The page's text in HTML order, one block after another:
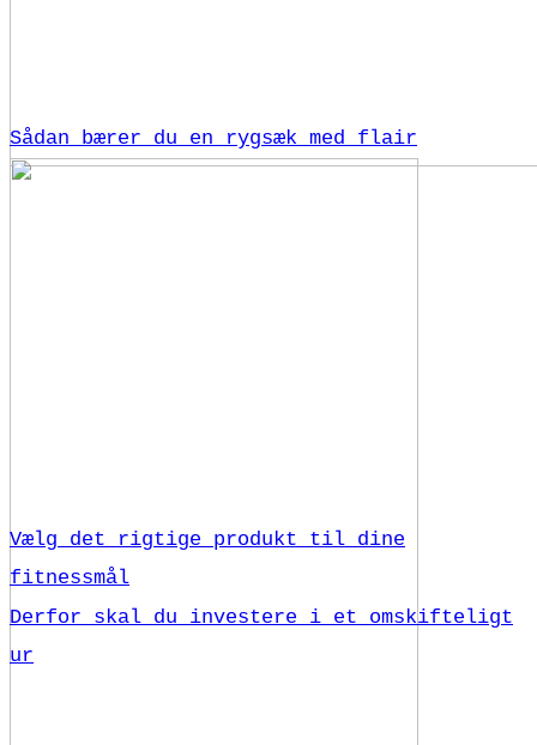
Sådan bærer du en rygsæk med flair
Vælg det rigtige produkt til dine
fitnessmål
Derfor skal du investere i et omskifteligt
ur